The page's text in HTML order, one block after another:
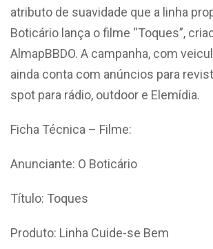
atributo de suavidade que a linha
Boticário lança o filme “Toques”,
AlmapBBDO. A campanha, com
ainda conta com anúncios para
spot para rádio, outdoor e Elemídia.
Ficha Técnica – Filme:
Anunciante: O Boticário
Título: Toques
Produto: Linha Cuide-se Bem